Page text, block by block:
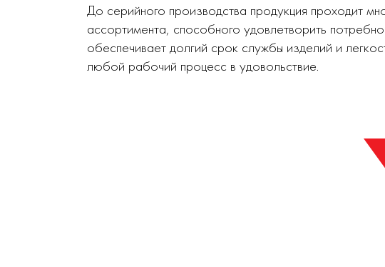
До серийного производства продукция проходит
ассортимента, способного удовлетворить
обеспечивает долгий срок службы изделий и
любой рабочий процесс в удовольствие.